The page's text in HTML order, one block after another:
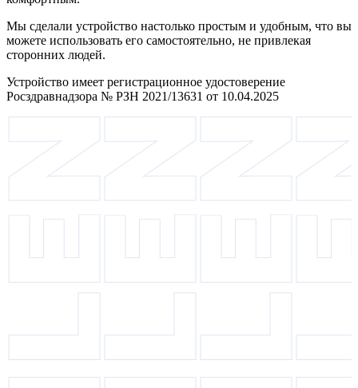
Мы сделали устройство настолько простым и удобным, что вы
можете использовать его самостоятельно, не привлекая
сторонних людей.
Устройство имеет регистрационное удостоверение
Росздравнадзора № РЗН 2021/13631 от 10.04.2025